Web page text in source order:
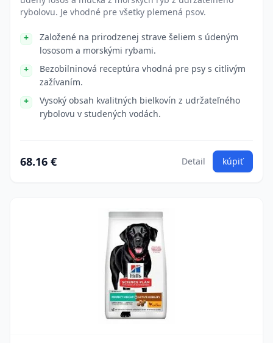
rybolovu. Je vhodné pre všetky plemená psov.
Založené na prirodzenej strave šeliem s údeným
lososom a morskými rybami.
Bezobilninová receptúra vhodná pre psy s citlivým
zažívaním.
Vysoký obsah kvalitných bielkovín z udržateľného
rybolovu v studených vodách.
68.16 € Detail kúpiť